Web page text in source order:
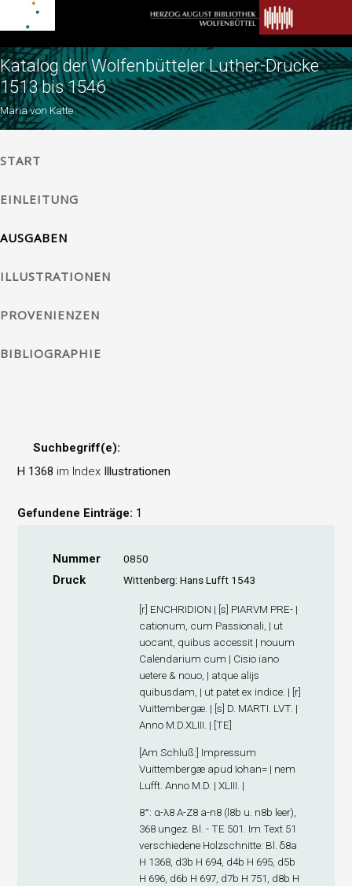
Katalog der Wolfenbütteler Luther-Drucke
1513 bis 1546
Maria von Katte
START
EINLEITUNG
AUSGABEN
ILLUSTRATIONEN
PROVENIENZEN
BIBLIOGRAPHIE
Suchbegriff(e):
H 1368 im Index Illustrationen
Gefundene Einträge: 1
Nummer 0850
Druck Wittenberg: Hans Lufft 1543
[r] ENCHRIDION | [s] PIARVM PRE- |
cationum, cum Passionali, | ut
uocant, quibus accessit | nouum
Calendarium cum | Cisio iano
uetere & nouo, | atque alijs
quibusdam, | ut patet ex indice. | [r]
Vuittembergæ. | [s] D. MARTI. LVT. |
Anno M.D.XLIII. | [TE]
[Am Schluß:] Impressum
Vuittembergæ apud Iohan= | nem
Lufft. Anno M.D. | XLIII. |
8°: α-λ8A-Z8 a-n8 (l8b u. n8b leer),
368 ungez. Bl. - TE 501. Im Text 51
verschiedene Holzschnitte: Bl. δ8a
H 1368, d3b H 694, d4b H 695, d5b
H 696, d6b H 697, d7b H 751, d8b H